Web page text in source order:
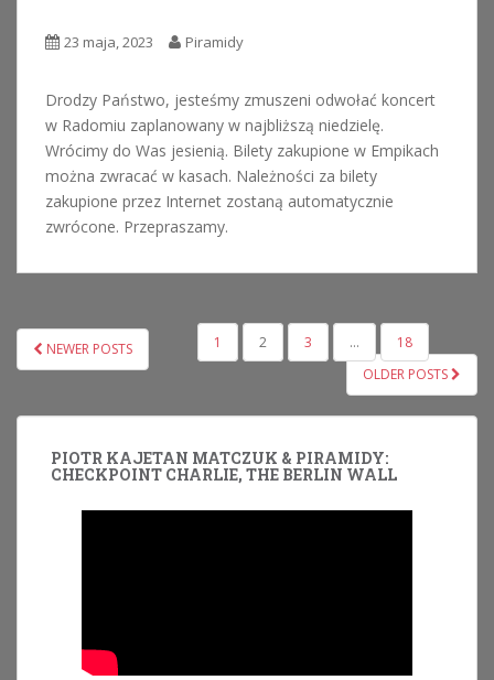
23 maja, 2023 Piramidy
Drodzy Państwo, jesteśmy zmuszeni odwołać koncert
w Radomiu zaplanowany w najbliższą niedzielę.
Wrócimy do Was jesienią. Bilety zakupione w Empikach
można zwracać w kasach. Należności za bilety
zakupione przez Internet zostaną automatycznie
zwrócone. Przepraszamy.
NAWIGACJA
PO
NEWER POSTS 1 2 3 …
18
OLDER POSTS
PIOTR KAJETAN MATCZUK & PIRAMIDY:
CHECKPOINT CHARLIE, THE BERLIN WALL